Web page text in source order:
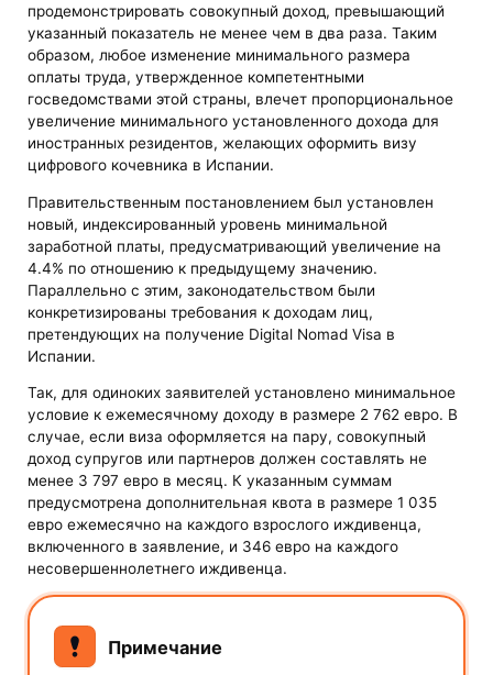
продемонстрировать совокупный доход, превышающий
указанный показатель не менее чем в два раза. Таким
образом, любое изменение минимального размера
оплаты труда, утвержденное компетентными
госведомствами этой страны, влечет пропорциональное
увеличение минимального установленного дохода для
иностранных резидентов, желающих оформить визу
цифрового кочевника в Испании.
Правительственным постановлением был установлен
новый, индексированный уровень минимальной
заработной платы, предусматривающий увеличение на
4.4% по отношению к предыдущему значению.
Параллельно с этим, законодательством были
конкретизированы требования к доходам лиц,
претендующих на получение Digital Nomad Visa в
Испании.
Так, для одиноких заявителей установлено минимальное
условие к ежемесячному доходу в размере 2 762 евро. В
случае, если виза оформляется на пару, совокупный
доход супругов или партнеров должен составлять не
менее 3 797 евро в месяц. К указанным суммам
предусмотрена дополнительная квота в размере 1 035
евро ежемесячно на каждого взрослого иждивенца,
включенного в заявление, и 346 евро на каждого
несовершеннолетнего иждивенца.
Примечание